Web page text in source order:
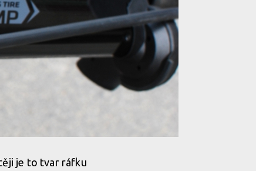
je to tvar ráfku